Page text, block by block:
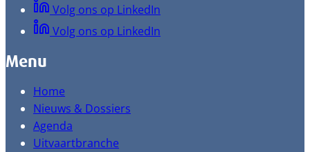
Volg ons op LinkedIn
Volg ons op LinkedIn
Menu
Home
Nieuws & Dossiers
Agenda
Uitvaartbranche